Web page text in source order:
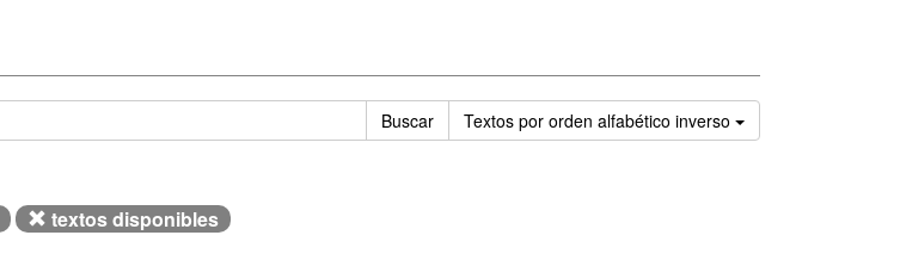
Buscar Textos por orden alfabético inverso Ordenar
textos disponibles